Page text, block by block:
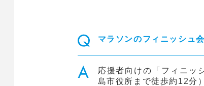
マラソンのフィニッシュ
応援者向けの「フィニッ
島市役所まで徒歩約12分